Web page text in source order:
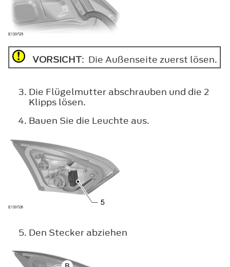
VORSICHT: Die Außenseite zuerst lösen.
Die Flügelmutter abschrauben und die 2
Klipps lösen.
Bauen Sie die Leuchte aus.
Den Stecker abziehen